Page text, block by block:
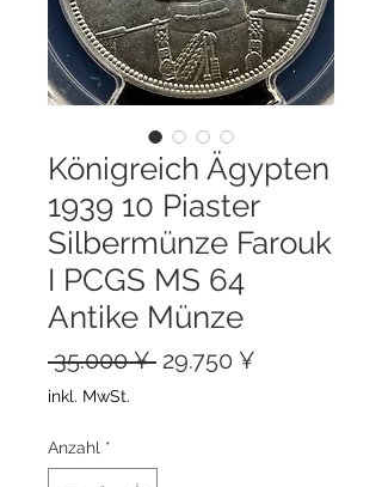
Königreich Ägypten
1939 10 Piaster
Silbermünze Farouk
I PCGS MS 64
Antike Münze
35.000 ¥ Standardpreis
29.750 ¥
inkl. MwSt.
Anzahl *